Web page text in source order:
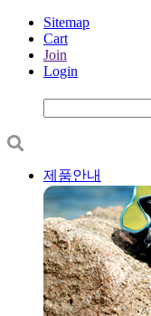
Sitemap
Cart
Join
Login
제품안내